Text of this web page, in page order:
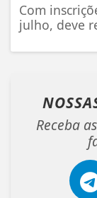
Com
julho, deve
Receba